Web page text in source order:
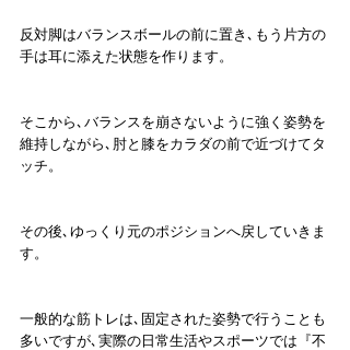
反対脚はバランスボールの前に置き､もう片方の
手は耳に添えた状態を作ります。
そこから､バランスを崩さないように強く姿勢を
維持しながら､肘と膝をカラダの前で近づけてタ
ッチ。
その後､ゆっくり元のポジションへ戻していきま
す。
一般的な筋トレは､固定された姿勢で行うことも
多いですが､実際の日常生活やスポーツでは『不